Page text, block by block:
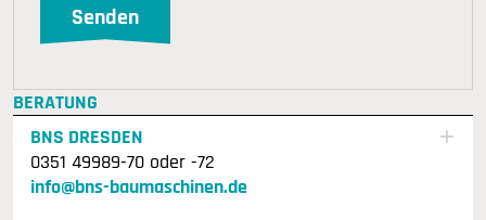
BERATUNG
BNS DRESDEN
0351 49989-70 oder -72
info@bns-baumaschinen.de